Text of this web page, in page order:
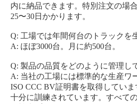
内に納品できます。特別注文の場
25〜30日かかります。
Q: 工場では年間何台のトラックを
A: ほぼ3000台。月に約500台。
Q: 製品の品質をどのように管理し
A: 当社の工場には標準的な生産ワ
ISO CCC BV証明書を取得してい
十分に訓練されています。すべて